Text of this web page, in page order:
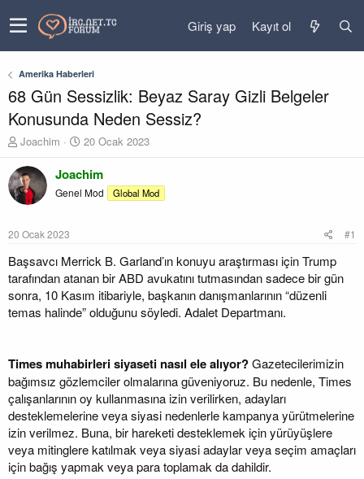
Giriş yap Kayıt ol
Amerika Haberleri
68 Gün Sessizlik: Beyaz Saray Gizli Belgeler
Konusunda Neden Sessiz?
K
n
u
y
b
a
ş
l
a
t
a
Joachim
B
ş
l
a
ç
a
r
i
20 Ocak 2023
Joachim
Genel Mod Global Mod
20 Ocak 2023 #1
Başsavcı Merrick B. Garland’ın konuyu araştırması için Trump
tarafından atanan bir ABD avukatını tutmasından sadece bir gün
sonra, 10 Kasım itibariyle, başkanın danışmanlarının “düzenli
temas halinde” olduğunu söyledi. Adalet Departmanı.
Times muhabirleri siyaseti nasıl ele alıyor?Gazetecilerimizin
bağımsız gözlemciler olmalarına güveniyoruz. Bu nedenle, Times
çalışanlarının oy kullanmasına izin verilirken, adayları
desteklemelerine veya siyasi nedenlerle kampanya yürütmelerine
izin verilmez. Buna, bir hareketi desteklemek için yürüyüşlere
veya mitinglere katılmak veya siyasi adaylar veya seçim amaçları
için bağış yapmak veya para toplamak da dahildir.